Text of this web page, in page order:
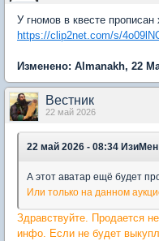
У гномов в квесте прописан
https://clip2net.com/s/
Изменено: Almanakh, 22
Вестник
22 май 2026
22 май 2026 - 08:34
А этот аватар ещё будет
Или только на данном
Здравствуйте. Продается
инфо. Если не будет